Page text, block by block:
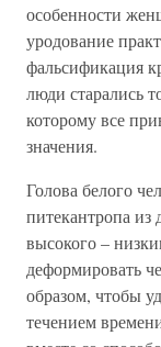
особенности
уродование
фальсификация
люди старались
которому все
значения.
Голова белого
питекантропа из
высокого –
деформировать
образом, чтобы
течением